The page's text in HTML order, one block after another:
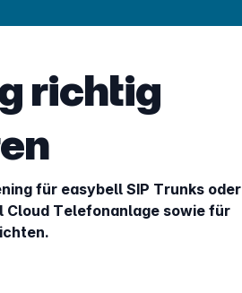
richtig
für easybell SIP Trunks oder
Cloud Telefonanlage sowie für